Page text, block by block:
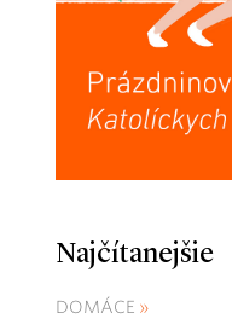
Najčítanejšie
DOMÁCE